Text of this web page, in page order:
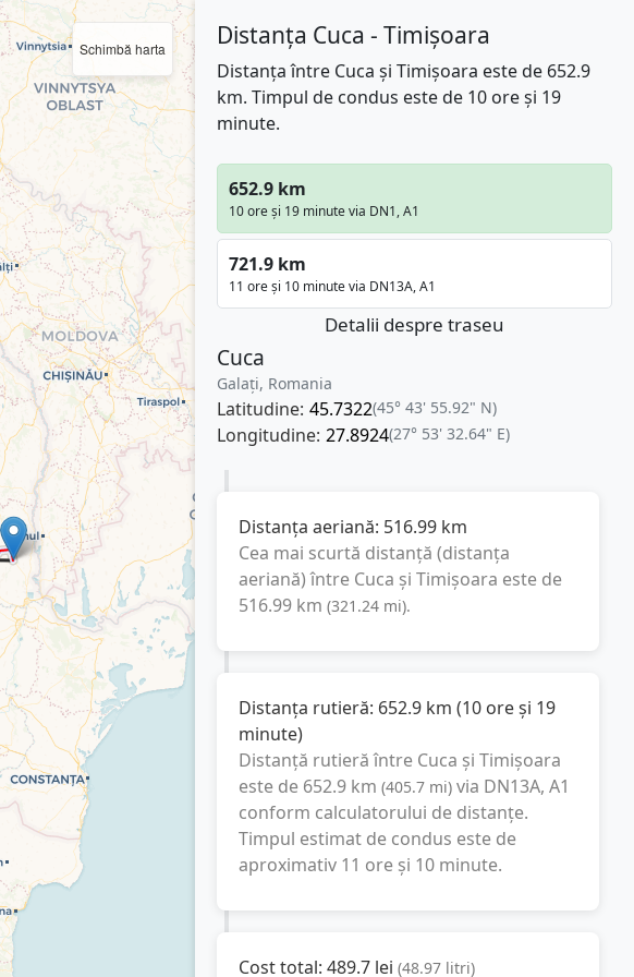
Schimbă harta Distanța Cuca - Timișoara
Distanța între Cuca și Timișoara este de 652.9
km. Timpul de condus este de 10 ore și 19
minute.
652.9 km
10 ore și 19 minute via DN1, A1
721.9 km
11 ore și 10 minute via DN13A, A1
Detalii despre traseu
Cuca
Galați, Romania
Latitudine: 45.7322(45° 43' 55.92" N)
Longitudine: 27.8924(27° 53' 32.64" E)
Distanța aeriană: 516.99 km
Cea mai scurtă distanță (distanța
aeriană) între Cuca și Timișoara este de
516.99 km (321.24 mi).
Distanța rutieră: 652.9 km (10 ore și 19
minute)
Distanță rutieră între Cuca și Timișoara
este de 652.9 km (405.7 mi) via DN13A, A1
conform calculatorului de distanțe.
Timpul estimat de condus este de
aproximativ 11 ore și 10 minute.
Cost total: 489.7 lei (48.97 litri)